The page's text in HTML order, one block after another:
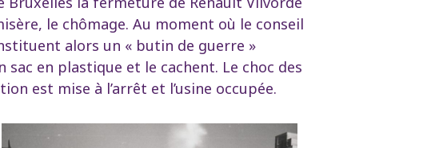
le chômage. Au moment où le conseil
alors un « butin de guerre »
en plastique et le cachent. Le choc des
est mise à l’arrêt et l’usine occupée.